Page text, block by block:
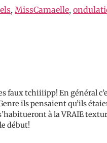
, MissCamaelle,
tchiiiipp! En général
ils pensaient qu’ils
à la VRAIE
début!